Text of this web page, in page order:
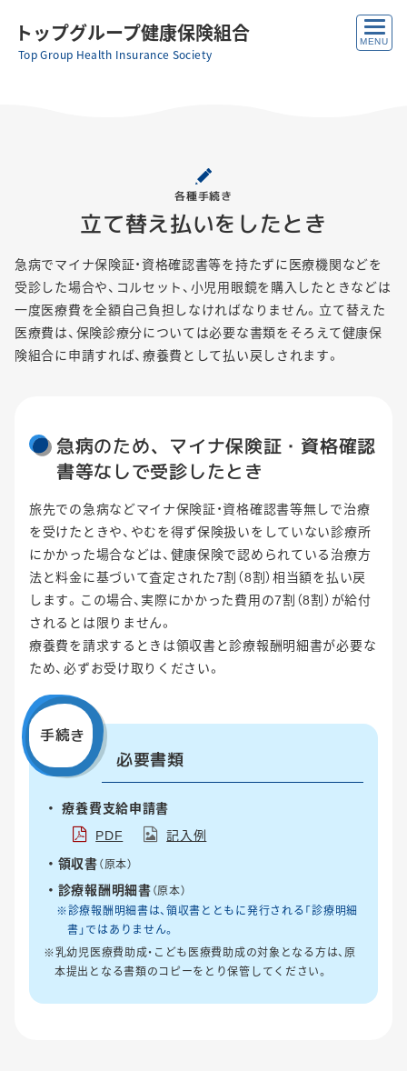
トップグループ健康保険組合
Top Group Health Insurance Society
各種手続き
立て替え払いをしたとき
急病でマイナ保険証・資格確認書等を持たずに医療機関などを
受診した場合や、コルセット、小児用眼鏡を購入したときなどは
一度医療費を全額自己負担しなければなりません。立て替えた
医療費は、保険診療分については必要な書類をそろえて健康保
険組合に申請すれば、療養費として払い戻しされます。
急病のため、マイナ保険証・資格確認
書等なしで受診したとき
旅先での急病などマイナ保険証・資格確認書等無しで治療
を受けたときや、やむを得ず保険扱いをしていない診療所
にかかった場合などは、健康保険で認められている治療方
法と料金に基づいて査定された7割（8割）相当額を払い戻
します。この場合、実際にかかった費用の7割（8割）が給付
されるとは限りません。
療養費を請求するときは領収書と診療報酬明細書が必要な
ため、必ずお受け取りください。
手続き
必要書類
療養費支給申請書
PDF
記入例
領収書 （原本）
診療報酬明細書 （原本）
※診療報酬明細書は、領収書とともに発行される「診療明細
書」ではありません。
※乳幼児医療費助成・こども医療費助成の対象となる方は、原
本提出となる書類のコピーをとり保管してください。